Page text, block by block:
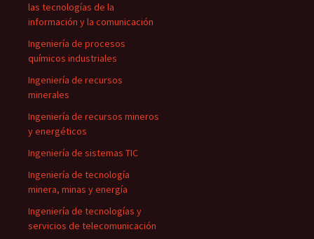
las tecnologías de la
información y la comunicación
Ingeniería de procesos
químicos industriales
Ingeniería de recursos
minerales
Ingeniería de recursos mineros
y energéticos
Ingeniería de sistemas TIC
Ingeniería de tecnología
minera, minas y energía
Ingeniería de tecnologías y
servicios de telecomunicación